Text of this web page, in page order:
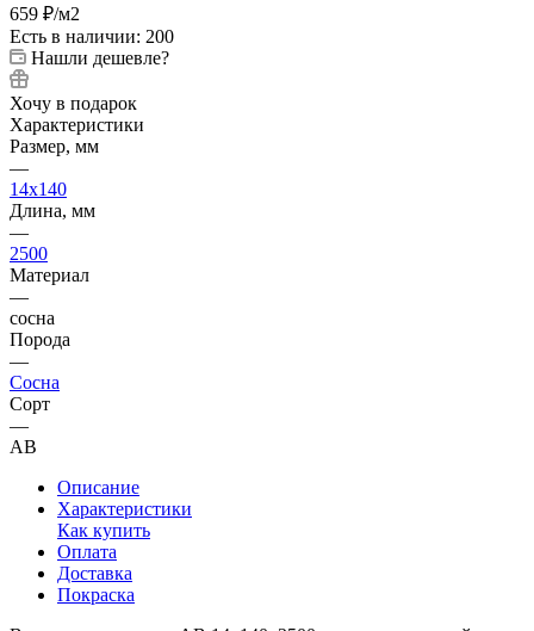
659 ₽/м2
Есть в наличии: 200
Нашли дешевле?
Хочу в подарок
Характеристики
Размер, мм
—
14x140
Длина, мм
—
2500
Материал
—
сосна
Порода
—
Сосна
Сорт
—
AB
Описание
Характеристики
Как купить
Оплата
Доставка
Покраска